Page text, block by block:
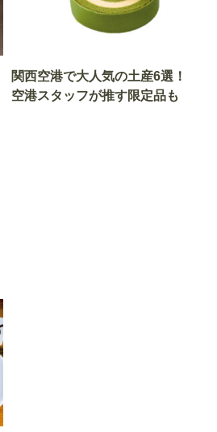
関西空港で大人気の土産6選！
空港スタッフが推す限定品も